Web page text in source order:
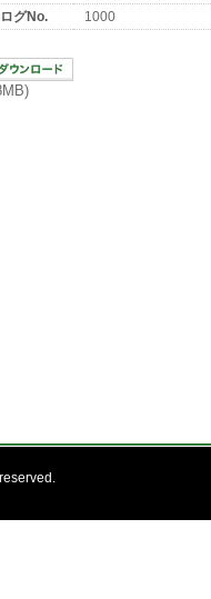
グNo.
1000